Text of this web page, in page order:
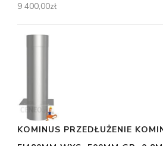
9 400,00zł
KOMINUS PRZEDŁUŻENIE